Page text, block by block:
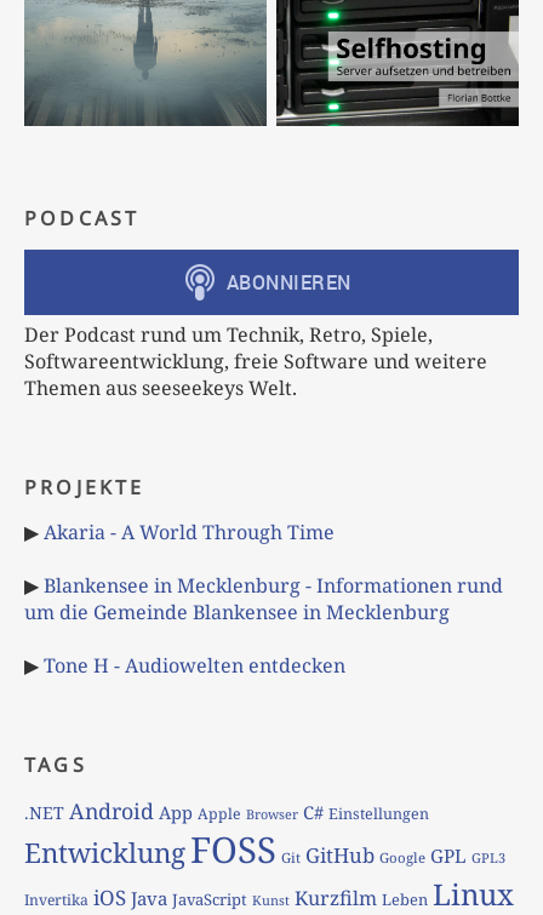
PODCAST
Der Podcast rund um Technik, Retro, Spiele,
Softwareentwicklung, freie Software und weitere
Themen aus seeseekeys Welt.
PROJEKTE
▶Akaria - A World Through Time
▶Blankensee in Mecklenburg - Informationen rund
um die Gemeinde Blankensee in Mecklenburg
▶Tone H - Audiowelten entdecken
TAGS
.NET Android App Apple Browser C# Einstellungen
EntwicklungFOSS Git GitHub Google GPL GPL3
Invertika iOS Java JavaScript Kunst Kurzfilm Leben Linux